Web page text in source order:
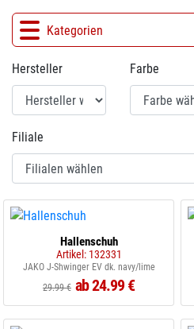
Kategorien
Hersteller Farbe
Filiale
Hallenschuh
Artikel: 132331
JAKO J-Shwinger EV dk. navy/lime
29.99 € ab 24.99 €